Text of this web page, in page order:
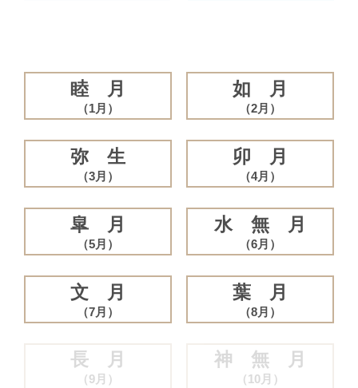
睦 月
（1月）
如 月
（2月）
弥 生
（3月）
卯 月
（4月）
皐 月
（5月）
水 無 月
（6月）
文 月
（7月）
葉 月
（8月）
長 月
（9月）
神 無 月
（10月）